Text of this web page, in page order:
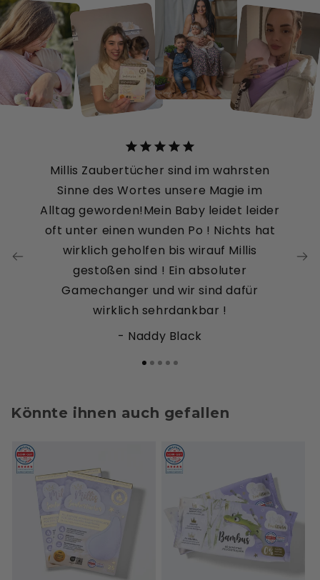
Millis Zaubertücher sind im wahrsten
Sinne des Wortes unsere Magie im
Alltag geworden!Mein Baby leidet leider
oft unter einen wunden Po ! Nichts hat
wirklich geholfen bis wirauf Millis
gestoßen sind ! Ein absoluter
Gamechanger und wir sind dafür
wirklich sehrdankbar !
- Naddy Black
Könnte ihnen auch gefallen